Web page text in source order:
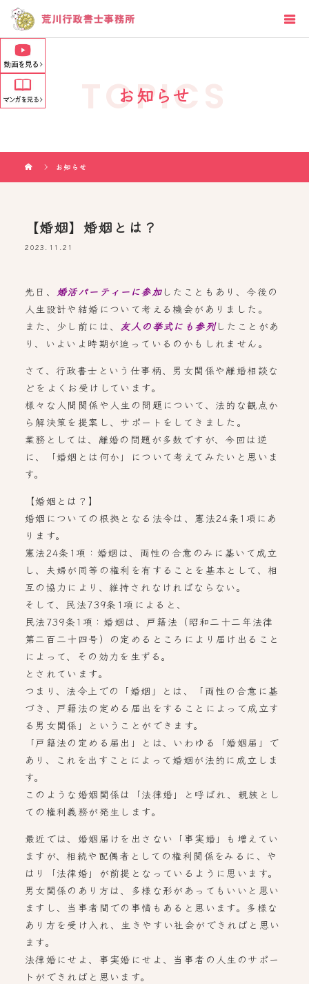
お知らせ
TOPICS
お知らせ
【婚姻】婚姻とは？
2023.11.21
先日、 婚活パーティーに参加したこともあり、今後の
人生設計や結婚について考える機会がありました。
また、少し前には、 友人の挙式にも参列したことがあ
り、いよいよ時期が迫っているのかもしれません。
さて、行政書士という仕事柄、男女関係や離婚相談な
どをよくお受けしています。
様々な人間関係や人生の問題について、法的な観点か
ら解決策を提案し、サポートをしてきました。
業務としては、離婚の問題が多数ですが、今回は逆
に、「婚姻とは何か」について考えてみたいと思いま
す。
【婚姻とは？】
婚姻についての根拠となる法令は、憲法24条1項にあ
ります。
憲法24条1項：婚姻は、両性の合意のみに基いて成立
し、夫婦が同等の権利を有することを基本として、相
互の協力により、維持されなければならない。
そして、民法739条1項によると、
民法739条1項：婚姻は、戸籍法（昭和二十二年法律
第二百二十四号）の定めるところにより届け出ること
によって、その効力を生ずる。
とされています。
つまり、法令上での「婚姻」とは、「両性の合意に基
づき、戸籍法の定める届出をすることによって成立す
る男女関係」ということができます。
「戸籍法の定める届出」とは、いわゆる「婚姻届」で
あり、これを出すことによって婚姻が法的に成立しま
す。
このような婚姻関係は「法律婚」と呼ばれ、親族とし
ての権利義務が発生します。
最近では、婚姻届けを出さない「事実婚」も増えてい
ますが、相続や配偶者としての権利関係をみるに、や
はり「法律婚」が前提となっているように思います。
男女関係のあり方は、多様な形があってもいいと思い
ますし、当事者間での事情もあると思います。多様な
あり方を受け入れ、生きやすい社会ができればと思い
ます。
法律婚にせよ、事実婚にせよ、当事者の人生のサポー
トができればと思います。